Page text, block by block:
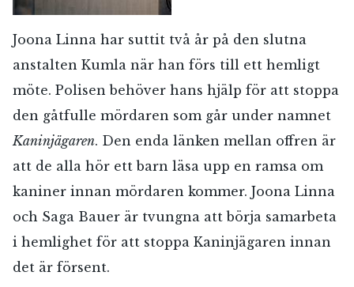
Joona Linna har suttit två år på den slutna
anstalten Kumla när han förs till ett hemligt
möte. Polisen behöver hans hjälp för att stoppa
den gåtfulle mördaren som går under namnet
Kaninjägaren. Den enda länken mellan offren är
att de alla hör ett barn läsa upp en ramsa om
kaniner innan mördaren kommer. Joona Linna
och Saga Bauer är tvungna att börja samarbeta
i hemlighet för att stoppa Kaninjägaren innan
det är försent.